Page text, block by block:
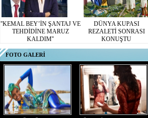
''KEMAL BEY’İN ŞANTAJ VE
TEHDİDİNE MARUZ
KALDIM''
DÜNYA KUPASI
REZALETİ SONRASI
KONUŞTU
FOTO GALERİ